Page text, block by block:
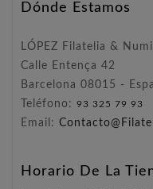
Dónde Estamos
LÓPEZ Filatelia &
Calle Entença 42
Barcelona 08015 -
Teléfono: 93 325 79 93
Email:
Horario De La